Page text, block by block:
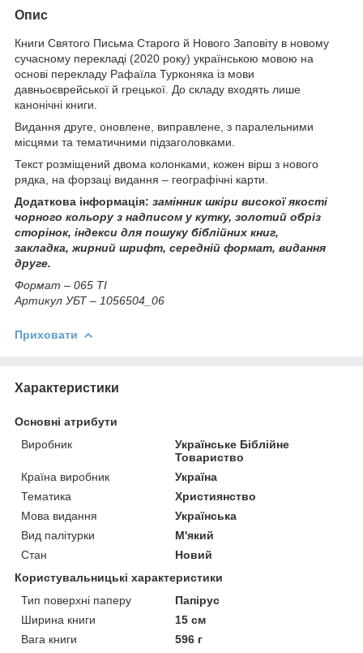
Опис
Книги Святого Письма Старого й Нового Заповіту в новому
сучасному перекладі (2020 року) українською мовою на
основі перекладу Рафаїла Турконяка із мови
давньоєврейської й грецької. До складу входять лише
канонічні книги.
Видання друге, оновлене, виправлене, з паралельними
місцями та тематичними підзаголовками.
Текст розміщений двома колонками, кожен вірш з нового
рядка, на форзаці видання – географічні карти.
Додаткова інформація: замінник шкіри високої якості
чорного кольору з надписом у кутку, золотий обріз
сторінок, індекси для пошуку біблійних книг,
закладка, жирний шрифт, середній формат, видання
друге.
Формат – 065 ТI
Артикул УБТ – 1056504_06
Приховати
Характеристики
Основні атрибути
Виробник
Українське Біблійне
Товариство
Країна виробник
Україна
Тематика
Християнство
Мова видання
Українська
Вид палітурки
М'який
Стан
Новий
Користувальницькі характеристики
Тип поверхні паперу
Папірус
Ширина книги
15 см
Вага книги
596 г